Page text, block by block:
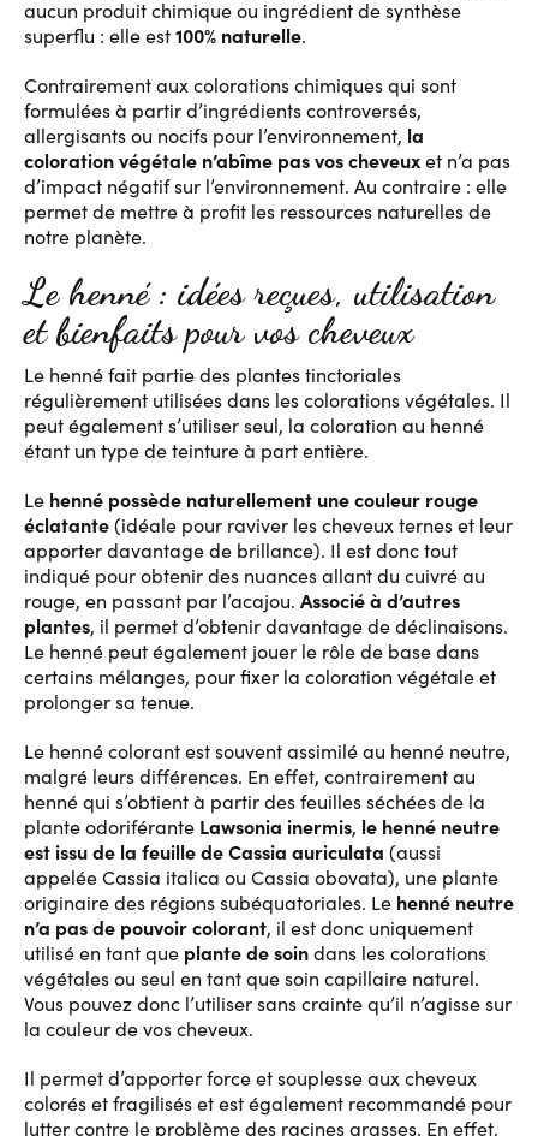
aucun produit chimique ou ingrédient de synthèse
superflu : elle est100% naturelle.
Contrairement aux colorations chimiques qui sont
formulées à partir d’ingrédients controversés,
allergisants ou nocifs pour l’environnement, la
coloration végétale n’abîme pas vos cheveuxet n’a pas
d’impact négatif sur l’environnement. Au contraire : elle
permet de mettre à profit les ressources naturelles de
notre planète.
Le henné : idées reçues, utilisation
et bienfaits pour vos cheveux
Le henné fait partie des plantes tinctoriales
régulièrement utilisées dans les colorations végétales. Il
peut également s’utiliser seul, la coloration au henné
étant un type de teinture à part entière.
Le henné possède naturellement une couleur rouge
éclatante(idéale pour raviver les cheveux ternes et leur
apporter davantage de brillance). Il est donc tout
indiqué pour obtenir des nuances allant du cuivré au
rouge, en passant par l’acajou. Associé à d’autres
plantes, il permet d’obtenir davantage de déclinaisons.
Le henné peut également jouer le rôle de base dans
certains mélanges, pour fixer la coloration végétale et
prolonger sa tenue.
Le henné colorant est souvent assimilé au henné neutre,
malgré leurs différences. En effet, contrairement au
henné qui s’obtient à partir des feuilles séchées de la
plante odoriférante Lawsonia inermis, le henné neutre
est issu de la feuille de Cassia auriculata (aussi
appelée Cassia italica ou Cassia obovata), une plante
originaire des régions subéquatoriales. Le henné neutre
n’a pas de pouvoir colorant, il est donc uniquement
utilisé en tant que plante de soindans les colorations
végétales ou seul en tant que soin capillaire naturel.
Vous pouvez donc l’utiliser sans crainte qu’il n’agisse sur
la couleur de vos cheveux.
Il permet d’apporter force et souplesse aux cheveux
colorés et fragilisés et est également recommandé pour
lutter contre le problème des racines grasses. En effet,